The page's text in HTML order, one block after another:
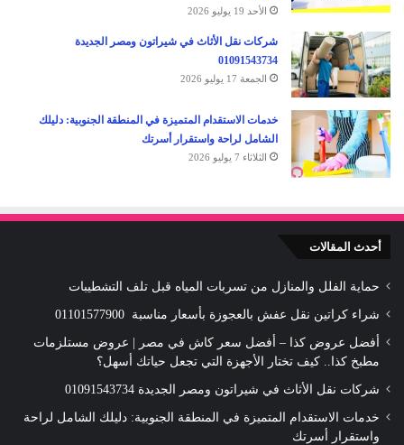
الأحد 19 يوليو 2026
شركات نقل الأثاث في شيراتون ومصر الجديدة
01091543734
الجمعة 17 يوليو 2026
خدمات الاستقدام المتميزة في المنطقة الجنوبية: دليلك
الشامل لراحة واستقرار أسرتك
الثلاثاء 7 يوليو 2026
أحدث المقالات
حماية الفلل والمنازل من تسربات المياه قبل تلف التشطيبات
شراء كراتين نقل عفش بالعجوزة بأسعار مناسبة 01101577900
أفضل عروض كذا – أفضل سعر كاش في مصر | عروض مستلزمات
مطبخ كذا.. كيف تختار الأجهزة التي تجعل حياتك أسهل؟
شركات نقل الأثاث في شيراتون ومصر الجديدة 01091543734
خدمات الاستقدام المتميزة في المنطقة الجنوبية: دليلك الشامل لراحة
واستقرار أسرتك